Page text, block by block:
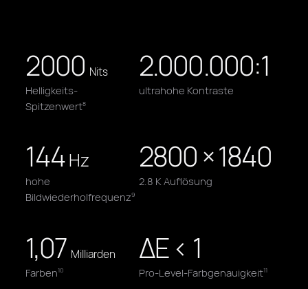
2000 Nits
Helligkeits-
Spitzenwert8
2.000.000:1
ultrahohe Kontraste
144Hz
hohe
Bildwiederholfrequenz9
1,07 Milliarden
Farben10
2800 × 1840
2.8 K Auflösung
ΔE < 1
Pro-Level-Farbgenauigkeit11